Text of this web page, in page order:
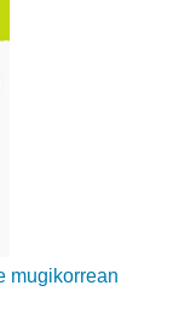
mugikorrean